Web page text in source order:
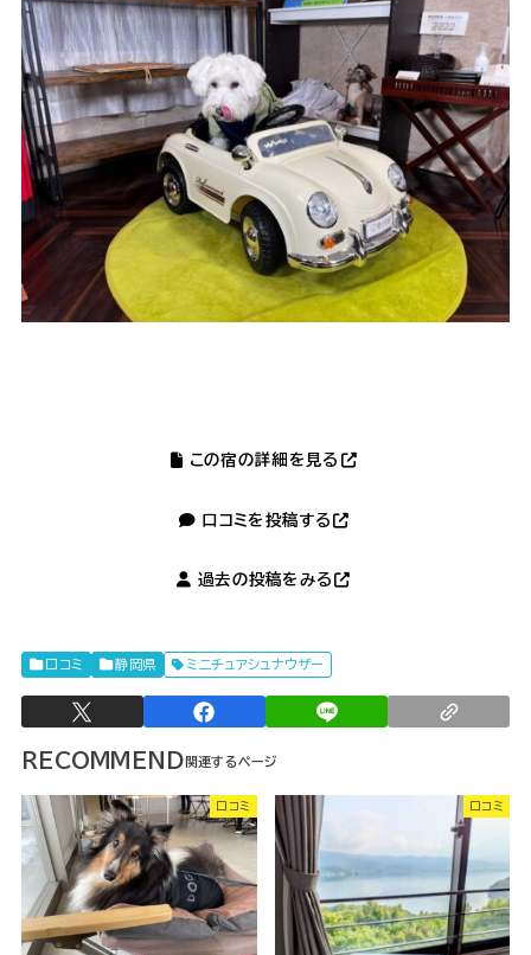
この宿の詳細を見る
口コミを投稿する
過去の投稿をみる
口コミ 静岡県 ミニチュアシュナウザー
RECOMMEND
口コミ 口コミ